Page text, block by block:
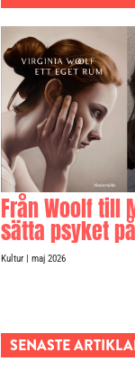
Från Woolf till
sätta psyket
Kultur| maj 2026
SENASTE